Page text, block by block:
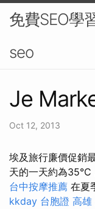
免費SEO學
seo
Je
Oct 12, 2013
埃及旅行廉價促銷
天的一天約為35°C
台中按摩推薦 在夏
kkday 台胞證 高雄